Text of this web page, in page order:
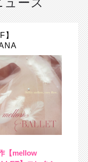
ース
】
【mellow